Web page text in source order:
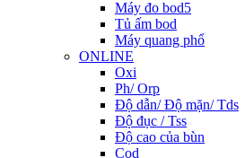
Máy đo bod5
Tủ ấm bod
Máy quang phổ
ONLINE
Oxi
Ph/ Orp
Độ dẫn/ Độ mặn/ Tds
Độ đục / Tss
Độ cao của bùn
Cod